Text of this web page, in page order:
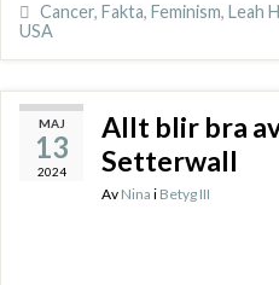
Cancer, Fakta, Feminism, Leah
USA
MAJ
13
2024
Allt blir bra
Setterwall
Av Nina i Betyg III